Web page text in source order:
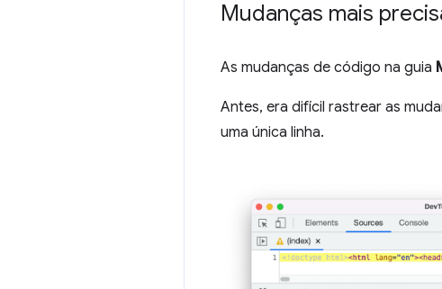
Mudanças mais
As mudanças de código na guia
Antes, era difícil rastrear as
uma única linha.